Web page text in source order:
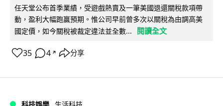
任天堂公布首季業績，受遊戲熱賣及一筆美國退還關稅款項帶
動，盈利大幅跑贏預期。惟公司早前曾多次以關稅為由調高美
國定價，如今關稅被裁定違法並全數...
閱讀全文
35 4 ↗ 分享